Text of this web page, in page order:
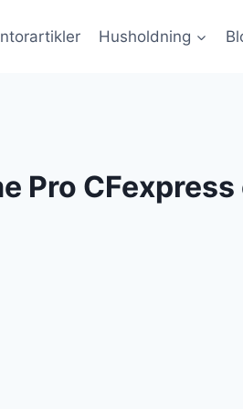
Husholdning
Pro